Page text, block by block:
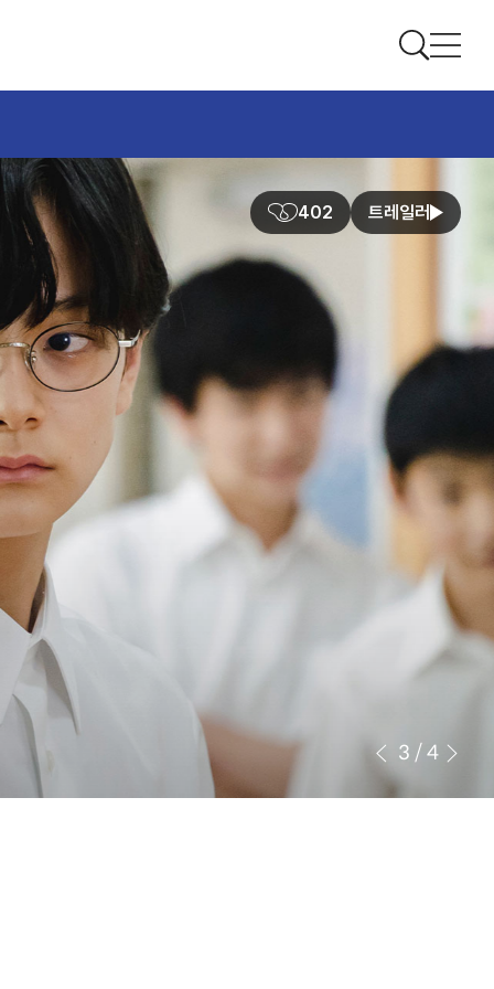
402 트레일러
3 /4